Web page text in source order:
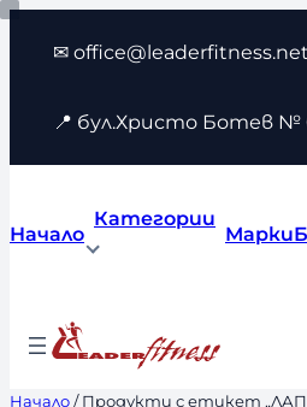
Към
съдържанието
✉ office@leaderfitness.net
📍 бул.Христо Ботев №
Начало
Категории
Марки
Начало/ Продукти с етикет